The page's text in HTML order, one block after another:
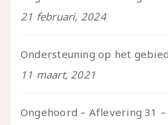
21 februari, 2024
11 maart, 2021